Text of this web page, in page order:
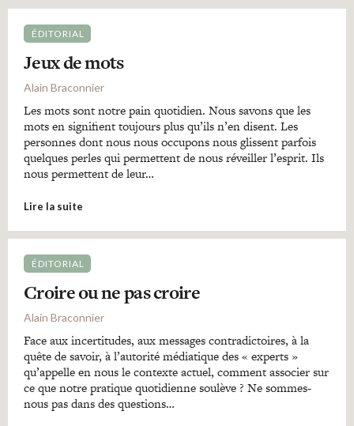
ÉDITORIAL
Jeux de mots
Alain Braconnier
Les mots sont notre pain quotidien. Nous savons que les
mots en signifient toujours plus qu’ils n’en disent. Les
personnes dont nous nous occupons nous glissent parfois
quelques perles qui permettent de nous réveiller l’esprit. Ils
nous permettent de leur…
Lire la suite
ÉDITORIAL
Croire ou ne pas croire
Alain Braconnier
Face aux incertitudes, aux messages contradictoires, à la
quête de savoir, à l’autorité médiatique des « experts »
qu’appelle en nous le contexte actuel, comment associer sur
ce que notre pratique quotidienne soulève ? Ne sommes-
nous pas dans des questions…